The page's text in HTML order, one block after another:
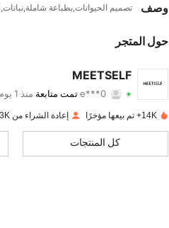
وصف تصميم الحيوانات,بطباعة شاملة,نباتات,100% البوليستر
حول المتجر
MEETSELF
4.93 تقييم 56قطع 1.2K
4.93
56
1.2K
14K+ تم بيعها مؤخرًا إعادة الشراء من 3K+
كل المنتجات